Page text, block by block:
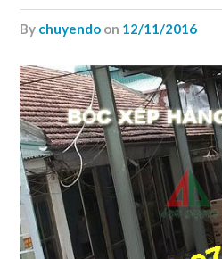
by chuyendo on 12/11/2016